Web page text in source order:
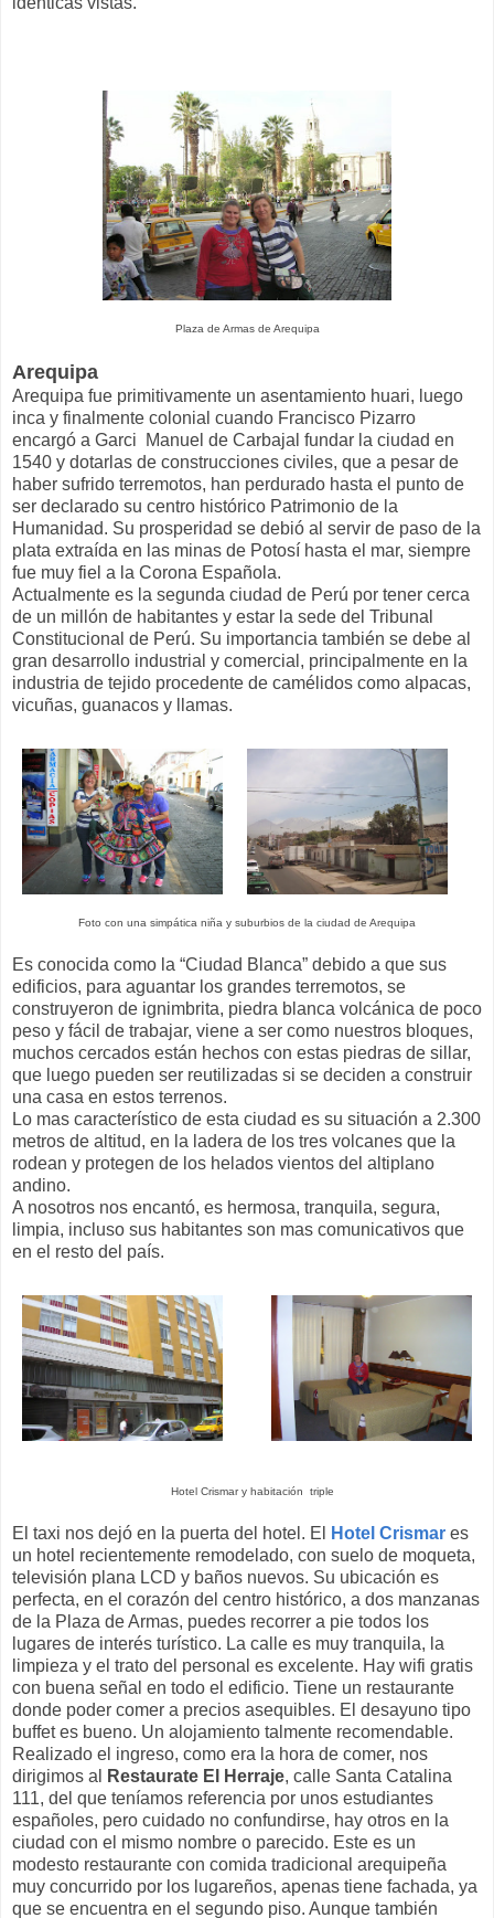
Plaza de Armas de Arequipa
Arequipa
Arequipa fue primitivamente un asentamiento huari, luego
inca y finalmente colonial cuando Francisco Pizarro
encargó a Garci Manuel de Carbajal fundar la ciudad en
1540 y dotarlas de construcciones civiles, que a pesar de
haber sufrido terremotos, han perdurado hasta el punto de
ser declarado su centro histórico Patrimonio de la
Humanidad. Su prosperidad se debió al servir de paso de la
plata extraída en las minas de Potosí hasta el mar, siempre
fue muy fiel a la Corona Española.
Actualmente es la segunda ciudad de Perú por tener cerca
de un millón de habitantes y estar la sede del Tribunal
Constitucional de Perú. Su importancia también se debe al
gran desarrollo industrial y comercial, principalmente en la
industria de tejido procedente de camélidos como alpacas,
vicuñas, guanacos y llamas.
Foto con una simpática niña y suburbios de la ciudad de Arequipa
Es conocida como la “Ciudad Blanca” debido a que sus
edificios, para aguantar los grandes terremotos, se
construyeron de ignimbrita, piedra blanca volcánica de poco
peso y fácil de trabajar, viene a ser como nuestros bloques,
muchos cercados están hechos con estas piedras de sillar,
que luego pueden ser reutilizadas si se deciden a construir
una casa en estos terrenos.
Lo mas característico de esta ciudad es su situación a 2.300
metros de altitud, en la ladera de los tres volcanes que la
rodean y protegen de los helados vientos del altiplano
andino.
A nosotros nos encantó, es hermosa, tranquila, segura,
limpia, incluso sus habitantes son mas comunicativos que
en el resto del país.
Hotel Crismar y habitación triple
El taxi nos dejó en la puerta del hotel. El Hotel Crismar es
un hotel recientemente remodelado, con suelo de moqueta,
televisión plana LCD y baños nuevos. Su ubicación es
perfecta, en el corazón del centro histórico, a dos manzanas
de la Plaza de Armas, puedes recorrer a pie todos los
lugares de interés turístico. La calle es muy tranquila, la
limpieza y el trato del personal es excelente. Hay wifi gratis
con buena señal en todo el edificio. Tiene un restaurante
donde poder comer a precios asequibles. El desayuno tipo
buffet es bueno. Un alojamiento talmente recomendable.
Realizado el ingreso, como era la hora de comer, nos
dirigimos al
Restaurate El Herraje, calle Santa Catalina
111, del que teníamos referencia por unos estudiantes
españoles, pero cuidado no confundirse, hay otros en la
ciudad con el mismo nombre o parecido. Este es un
modesto restaurante con comida tradicional arequipeña
muy concurrido por los lugareños, apenas tiene fachada, ya
que se encuentra en el segundo piso. Aunque también